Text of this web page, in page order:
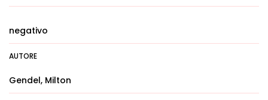
negativo
AUTORE
Gendel, Milton